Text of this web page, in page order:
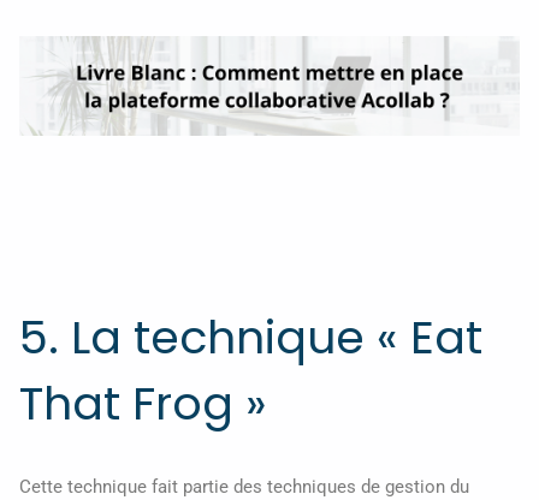
5. La technique « Eat
That Frog »
Cette technique fait partie des techniques de gestion du